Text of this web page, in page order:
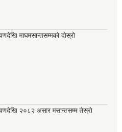
माघमसान्तसम्मको दोस्रो
२०८२ असार मसान्तसम्म तेस्रो